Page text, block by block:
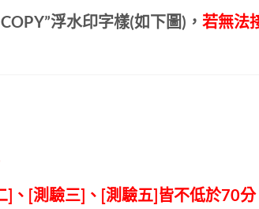
浮水印字樣(如下圖)， 若無法
]、[測驗三]、[測驗五]皆不低於70分